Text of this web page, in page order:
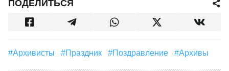
ПОДЕЛИТЬСЯ
#архивисты #праздник #поздравление #архивы